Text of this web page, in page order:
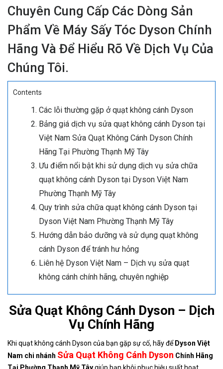
Chuyên Cung Cấp Các Dòng Sản
Phẩm Về Máy Sấy Tóc Dyson Chính
Hãng Và Để Hiểu Rõ Về Dịch Vụ Của
Chúng Tôi.
Contents
Các lỗi thường gặp ở quạt không cánh Dyson
Bảng giá dịch vụ sửa quạt không cánh Dyson tại
Việt Nam Sửa Quạt Không Cánh Dyson Chính
Hãng Tại Phường Thạnh Mỹ Tây
Ưu điểm nổi bật khi sử dụng dịch vụ sửa chữa
quạt không cánh Dyson tại Dyson Việt Nam
Phường Thạnh Mỹ Tây
Quy trình sửa chữa quạt không cánh Dyson tại
Dyson Việt Nam Phường Thạnh Mỹ Tây
Hướng dẫn bảo dưỡng và sử dụng quạt không
cánh Dyson để tránh hư hỏng
Liên hệ Dyson Việt Nam – Dịch vụ sửa quạt
không cánh chính hãng, chuyên nghiệp
Sửa Quạt Không Cánh Dyson – Dịch
Vụ Chính Hãng
Khi quạt không cánh Dyson của bạn gặp sự cố, hãy để Dyson Việt
Nam chi nhánh Sửa Quạt Không Cánh Dyson Chính Hãng